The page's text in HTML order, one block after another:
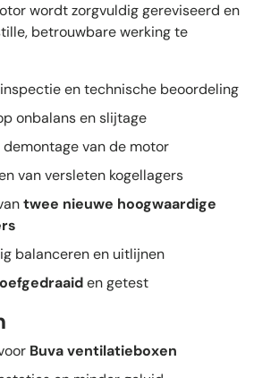
wordt zorgvuldig gereviseerd en
betrouwbare werking te
en technische beoordeling
onbalans en slijtage
van de motor
van versleten kogellagers
twee nieuwe hoogwaardige
balanceren en uitlijnen
en getest
Buva ventilatieboxen